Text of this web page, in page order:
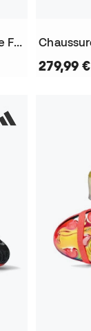
Chaussure de football Predator Elite FT FG
279,99 €